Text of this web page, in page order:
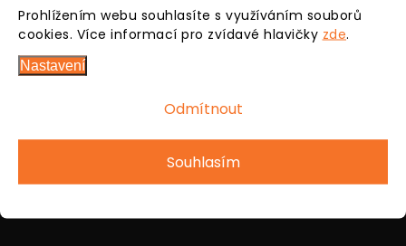
Prohlížením webu souhlasíte s využíváním souborů
cookies. Více informací pro zvídavé hlavičky zde.
Nastavení
Odmítnout
Souhlasím
FACEBOOK